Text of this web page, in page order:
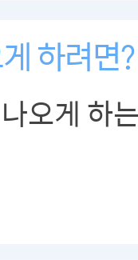
하려면?
오게 하